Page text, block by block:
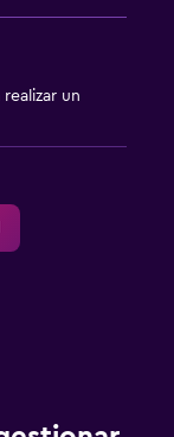
realizar un